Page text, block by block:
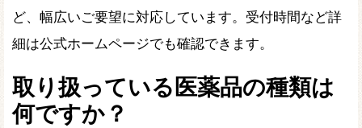
ど、幅広いご要望に対応しています。受付時間など詳
細は公式ホームページでも確認できます。
取り扱っている医薬品の種類は
何ですか？